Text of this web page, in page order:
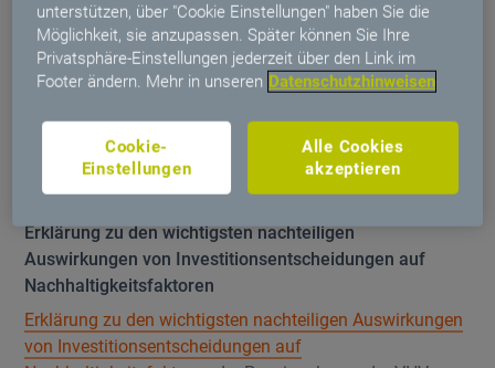
Nachhaltigkeitsbezogene Offenlegungen
Informationen zur Nachhaltigkeit
der Pensionskasse der
VHV-Versicherungen.
Erklärung zu den wichtigsten nachteiligen
Auswirkungen von Investitionsentscheidungen auf
Nachhaltigkeitsfaktoren
Erklärung zu den wichtigsten nachteiligen Auswirkungen
von Investitionsentscheidungen auf
unterstützen, über "Cookie Einstellungen" haben Sie die
Möglichkeit, sie anzupassen. Später können Sie Ihre
Privatsphäre-Einstellungen jederzeit über den Link im
Footer ändern. Mehr in unseren Datenschutzhinweisen
Alle Cookies
akzeptieren
Cookie-
Einstellungen